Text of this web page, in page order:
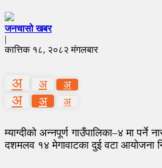
जनचासो खबर
|
कात्तिक १८, २०८२ मंगलबार
अ अ अ
अ अ अ
म्याग्दीको अन्नपूर्ण गाउँपालिका–४ मा
दशमलव १४ मेगावाटका दुई वटा आयोजना